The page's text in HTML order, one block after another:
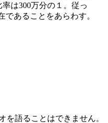
は300万分の１。従っ
であることをあらわす。
を語ることはできません。